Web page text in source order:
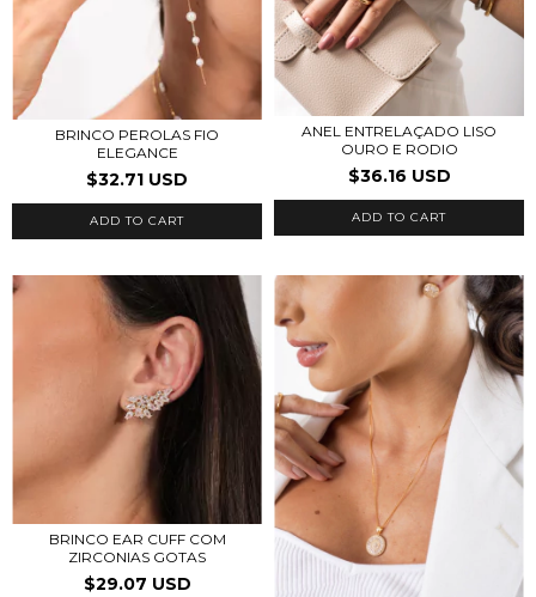
BRINCO PEROLAS FIO
ELEGANCE
$32.71 USD
ADD TO CART
ANEL ENTRELAÇADO LISO
OURO E RODIO
$36.16 USD
ADD TO CART
BRINCO EAR CUFF COM
ZIRCONIAS GOTAS
$29.07 USD